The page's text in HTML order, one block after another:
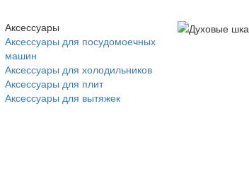
Аксессуары
Аксессуары для посудомоечных
машин
Аксессуары для холодильников
Аксессуары для плит
Аксессуары для вытяжек